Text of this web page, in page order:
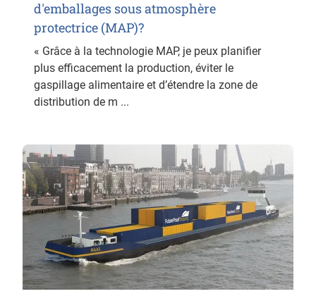
d'emballages sous atmosphère
protectrice (MAP)?
« Grâce à la technologie MAP, je peux planifier
plus efficacement la production, éviter le
gaspillage alimentaire et d’étendre la zone de
distribution de m ...